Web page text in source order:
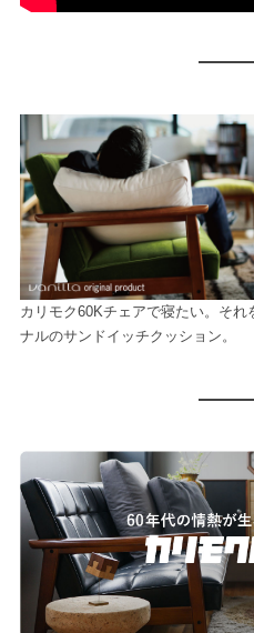
カリモク60Kチェアで寝たい。そ
ナルのサンドイッチクッション。